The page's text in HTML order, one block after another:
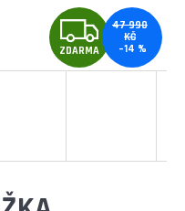
Z
D
ZDARMA
47 990
KČ
–14 %